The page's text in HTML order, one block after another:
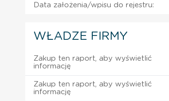
Data założenia/wpisu do rejestru:
WŁADZE FIRMY
Zakup ten raport, aby wyświetlić
informację
Zakup ten raport, aby wyświetlić
informację